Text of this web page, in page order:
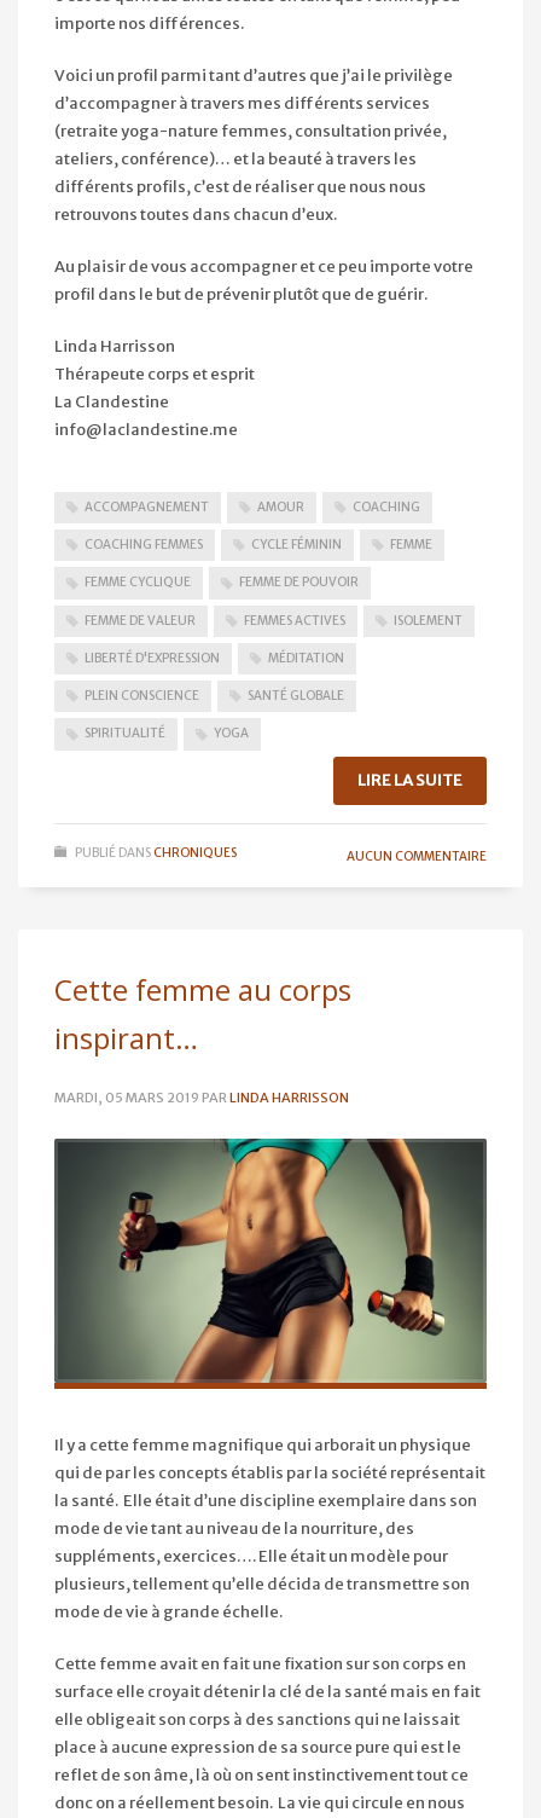
importe nos différences.
Voici un profil parmi tant d’autres que j’ai le privilège
d’accompagner à travers mes différents services
(retraite yoga-nature femmes, consultation privée,
ateliers, conférence)… et la beauté à travers les
différents profils, c’est de réaliser que nous nous
retrouvons toutes dans chacun d’eux.
Au plaisir de vous accompagner et ce peu importe votre
profil dans le but de prévenir plutôt que de guérir.
Linda Harrisson
Thérapeute corps et esprit
La Clandestine
info@laclandestine.me
ACCOMPAGNEMENT AMOUR COACHING
COACHING FEMMES CYCLE FÉMININ FEMME
FEMME CYCLIQUE FEMME DE POUVOIR
FEMME DE VALEUR FEMMES ACTIVES ISOLEMENT
LIBERTÉ D'EXPRESSION MÉDITATION
PLEIN CONSCIENCE SANTÉ GLOBALE
SPIRITUALITÉ YOGA
LIRE LA SUITE
PUBLIÉ DANSCHRONIQUES AUCUN COMMENTAIRE
Cette femme au corps
inspirant…
MARDI, 05 MARS 2019 PAR LINDA HARRISSON
Il y a cette femme magnifique qui arborait un physique
qui de par les concepts établis par la société représentait
la santé. Elle était d’une discipline exemplaire dans son
mode de vie tant au niveau de la nourriture, des
suppléments, exercices…. Elle était un modèle pour
plusieurs, tellement qu’elle décida de transmettre son
mode de vie à grande échelle.
Cette femme avait en fait une fixation sur son corps en
surface elle croyait détenir la clé de la santé mais en fait
elle obligeait son corps à des sanctions qui ne laissait
place à aucune expression de sa source pure qui est le
reflet de son âme, là où on sent instinctivement tout ce
donc on a réellement besoin. La vie qui circule en nous